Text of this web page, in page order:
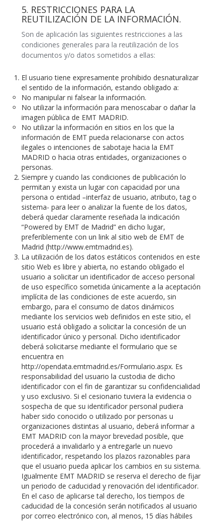
5. RESTRICCIONES PARA LA
REUTILIZACIÓN DE LA INFORMACIÓN.
Son de aplicación las siguientes restricciones a las
condiciones generales para la reutilización de los
documentos y/o datos sometidos a ellas:
El usuario tiene expresamente prohibido desnaturalizar
el sentido de la información, estando obligado a:
No manipular ni falsear la información.
No utilizar la información para menoscabar o dañar la
imagen pública de EMT MADRID.
No utilizar la información en sitios en los que la
información de EMT pueda relacionarse con actos
ilegales o intenciones de sabotaje hacia la EMT
MADRID o hacia otras entidades, organizaciones o
personas.
Siempre y cuando las condiciones de publicación lo
permitan y exista un lugar con capacidad por una
persona o entidad –interfaz de usuario, atributo, tag o
sistema- para leer o analizar la fuente de los datos,
deberá quedar claramente reseñada la indicación
“Powered by EMT de Madrid” en dicho lugar,
preferiblemente con un link al sitio web de EMT de
Madrid (http://www.emtmadrid.es).
La utilización de los datos estáticos contenidos en este
sitio Web es libre y abierta, no estando obligado el
usuario a solicitar un identificador de acceso personal
de uso específico sometida únicamente a la aceptación
implícita de las condiciones de este acuerdo, sin
embargo, para el consumo de datos dinámicos
mediante los servicios web definidos en este sitio, el
usuario está obligado a solicitar la concesión de un
identificador único y personal. Dicho identificador
deberá solicitarse mediante el formulario que se
encuentra en
http://opendata.emtmadrid.es/Formulario.aspx. Es
responsabilidad del usuario la custodia de dicho
identificador con el fin de garantizar su confidencialidad
y uso exclusivo. Si el cesionario tuviera la evidencia o
sospecha de que su identificador personal pudiera
haber sido conocido o utilizado por personas u
organizaciones distintas al usuario, deberá informar a
EMT MADRID con la mayor brevedad posible, que
procederá a invalidarlo y a entregarle un nuevo
identificador, respetando los plazos razonables para
que el usuario pueda aplicar los cambios en su sistema.
Igualmente EMT MADRID se reserva el derecho de fijar
un periodo de caducidad y renovación del identificador.
En el caso de aplicarse tal derecho, los tiempos de
caducidad de la concesión serán notificados al usuario
por correo electrónico con, al menos, 15 días hábiles